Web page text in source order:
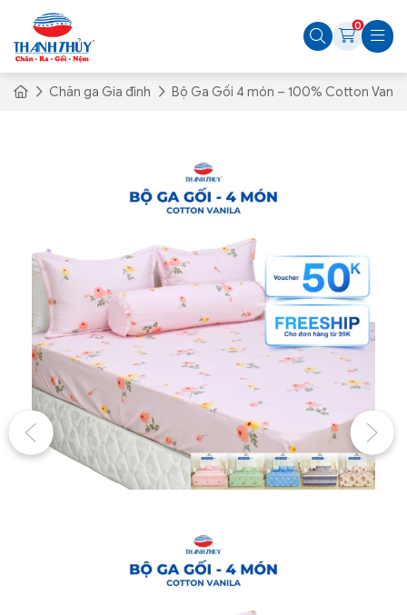
0
Chăn ga Gia đình Bộ Ga Gối 4 món – 100% Cotton